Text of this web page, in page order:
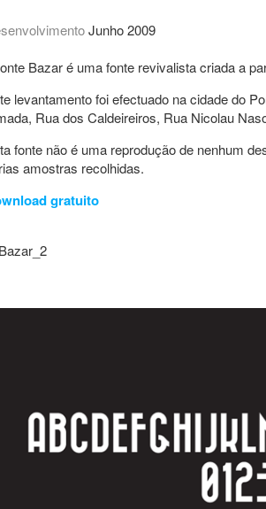
Junho 2009
Bazar é uma fonte revivalista criada a
levantamento foi efectuado na cidade do
Rua dos Caldeireiros, Rua Nicolau
fonte não é uma reprodução de nenhum
amostras recolhidas.
gratuito